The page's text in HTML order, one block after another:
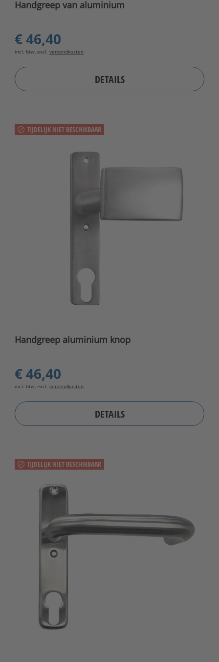
Handgreep van aluminium
€ 46,40
incl. btw, excl. verzendkosten
DETAILS
TIJDELIJK NIET BESCHIKBAAR
Handgreep aluminium knop
€ 46,40
incl. btw, excl. verzendkosten
DETAILS
TIJDELIJK NIET BESCHIKBAAR